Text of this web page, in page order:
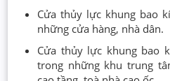
Cửa thủy lực khung bao
những cửa hàng, nhà dân.
Cửa thủy lực khung bao
trong những khu trung